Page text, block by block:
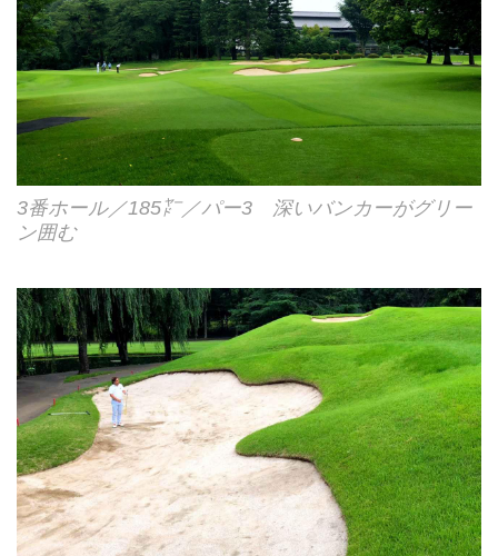
3番ホール／185㍎／パー3 深いバンカーがグリー
ン囲む